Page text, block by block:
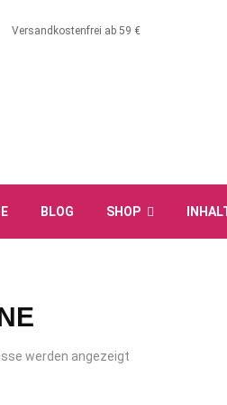
Versandkostenfrei ab 59 €
BLOG SHOP
werden angezeigt